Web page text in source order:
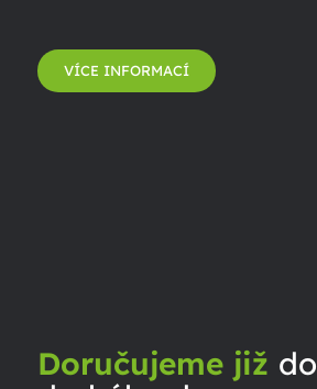
VÍCE INFORMACÍ
Doručujeme již do